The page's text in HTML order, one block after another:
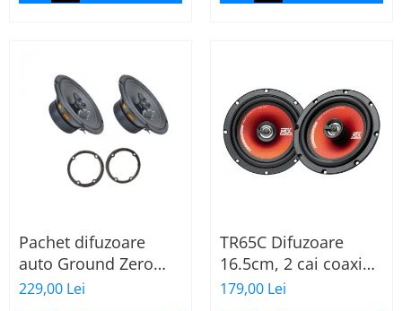
Pachet difuzoare
auto Ground Zero
GZFF 6.5 Mercedes
Vito/Viano/Sprinter
229,00 Lei
TR65C Difuzoare
16.5cm, 2 cai coaxial
MTX
179,00 Lei